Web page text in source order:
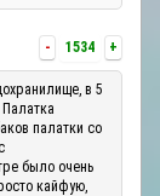
- 1534 +
в 5
палатки со
было очень
кайфую,